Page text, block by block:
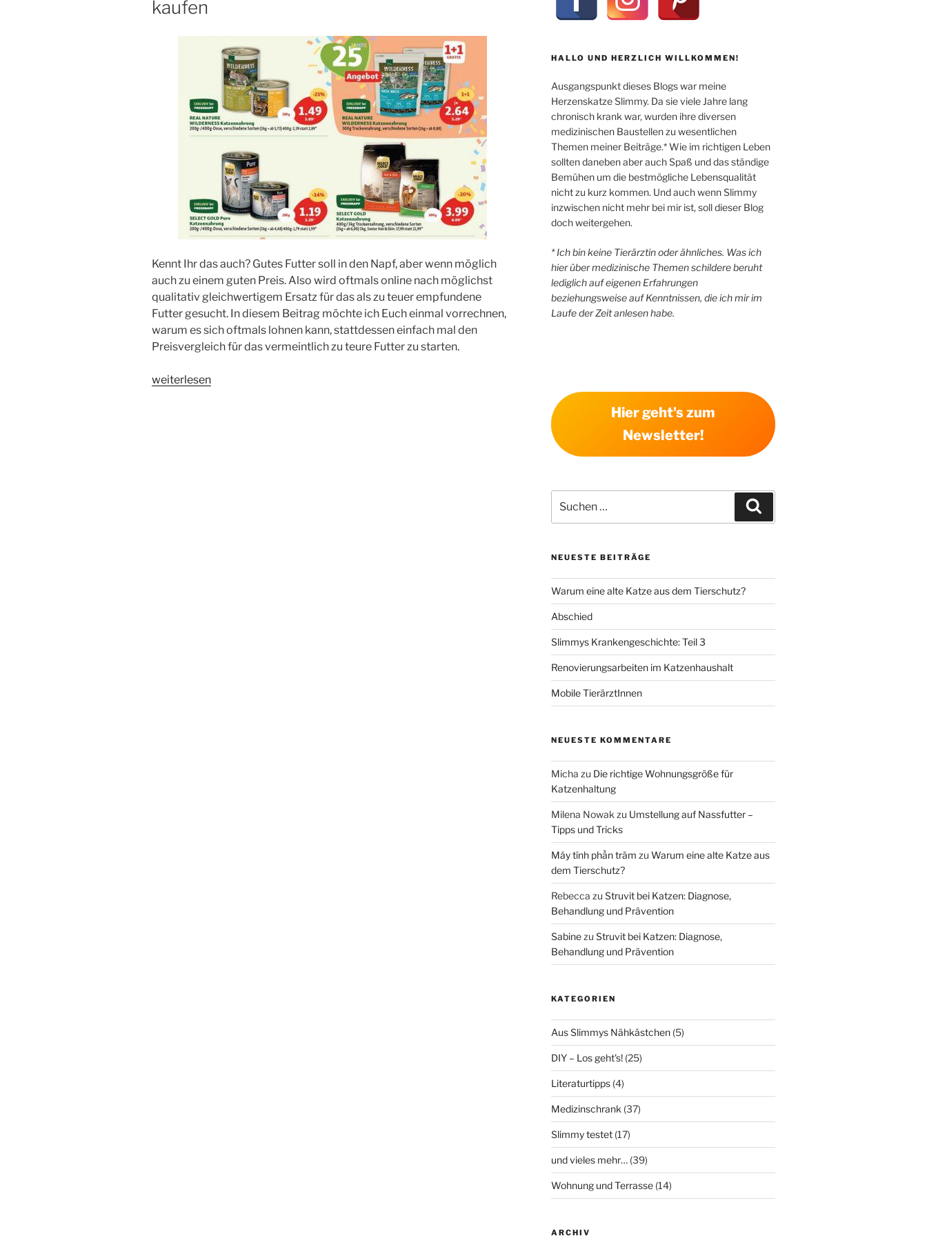
kaufen
Kennt Ihr das auch? Gutes Futter soll in den Napf, aber wenn möglich
auch zu einem guten Preis. Also wird oftmals online nach möglichst
qualitativ gleichwertigem Ersatz für das als zu teuer empfundene
Futter gesucht. In diesem Beitrag möchte ich Euch einmal vorrechnen,
warum es sich oftmals lohnen kann, stattdessen einfach mal den
Preisvergleich für das vermeintlich zu teure Futter zu starten.
„Preisvergleich
weiterlesen
HALLO UND HERZLICH WILLKOMMEN!
Ausgangspunkt dieses Blogs war meine
Herzenskatze Slimmy. Da sie viele Jahre lang
chronisch krank war, wurden ihre diversen
medizinischen Baustellen zu wesentlichen
Themen meiner Beiträge.* Wie im richtigen Leben
sollten daneben aber auch Spaß und das ständige
Bemühen um die bestmögliche Lebensqualität
nicht zu kurz kommen. Und auch wenn Slimmy
inzwischen nicht mehr bei mir ist, soll dieser Blog
doch weitergehen.
* Ich bin keine Tierärztin oder ähnliches. Was ich
hier über medizinische Themen schildere beruht
lediglich auf eigenen Erfahrungen
beziehungsweise auf Kenntnissen, die ich mir im
Laufe der Zeit anlesen habe.
Hier geht's zum
Newsletter!
nach:
NEUESTE BEITRÄGE
Warum eine alte Katze aus dem Tierschutz?
Abschied
Slimmys Krankengeschichte: Teil 3
Renovierungsarbeiten im Katzenhaushalt
Mobile TierärztInnen
NEUESTE KOMMENTARE
Micha zu Die richtige Wohnungsgröße für
Katzenhaltung
Milena Nowak zu Umstellung auf Nassfutter –
Tipps und Tricks
Máy tính phần trăm zu Warum eine alte Katze aus
dem Tierschutz?
Rebecca zu Struvit bei Katzen: Diagnose,
Behandlung und Prävention
Sabinezu Struvit bei Katzen: Diagnose,
Behandlung und Prävention
KATEGORIEN
Aus Slimmys Nähkästchen(5)
DIY – Los geht's!(25)
Literaturtipps(4)
Medizinschrank (37)
Slimmy testet(17)
und vieles mehr…(39)
Wohnung und Terrasse(14)
ARCHIV